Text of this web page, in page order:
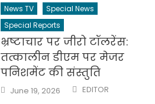
News TV
Special News
Special Reports
भ्रष्टाचार पर जीरो टॉलरेंस:
तत्कालीन डीएम पर मेजर
पनिशमेंट की संस्तुति
Posted
on
June 19, 2026 Author
EDITOR